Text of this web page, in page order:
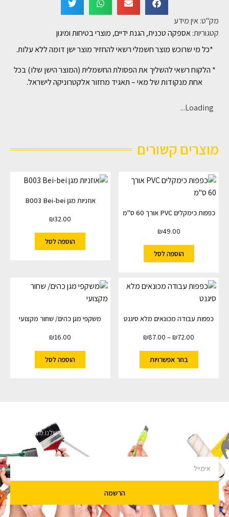
מק"ט: אין מידע
קטגוריות:אספקה טכנית, הגנת ידיים, מוצרי בטיחות ומיגון
*כל מי שרוכש מוצר חשמלי רשאי להחזיר מוצר ישן דומה ללא עלות.
* הלקוח רשאי להשליך את הפסולת החשמלית (המוצר הישן שלו) בכל
אחת מנקודות של מאי – תאגיד מחזור אלקטרוניקה לישראל.
Loading...
מוצרים קשורים
כפפות כימקלים PVC אורך 60 ס"מ
₪49.00
הוספה לסל
אוזניות מגן B003 Bei-bei
₪32.00
הוספה לסל
כפפות עבודה מכונאים מלא סיגנט
₪72.00
–
₪87.00
בחר אפשרויות
משקפי מגן כהים/ שחור מקצועי
₪16.00
הוספה לסל
השארו מעודכנים
מעוניינים לקבל עדכונים על מבצעים והנחות הירשמו לניוזלטר שלנו מבטיחים לא
הרשמה